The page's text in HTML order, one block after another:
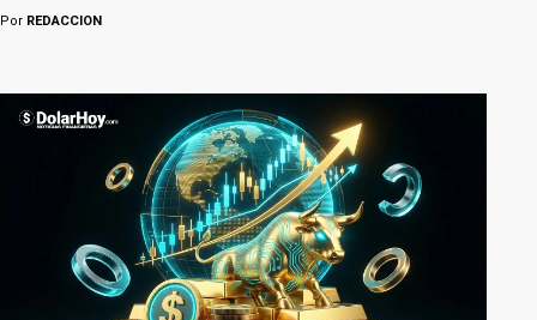
Por REDACCION